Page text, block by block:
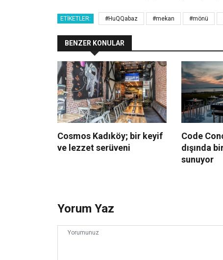
ETIKETLER: #HuQQabaz #mekan #mönü
BENZER KONULAR
Cosmos Kadıköy; bir keyif
ve lezzet serüveni
Code
dışında
sunuyor
Yorum Yaz